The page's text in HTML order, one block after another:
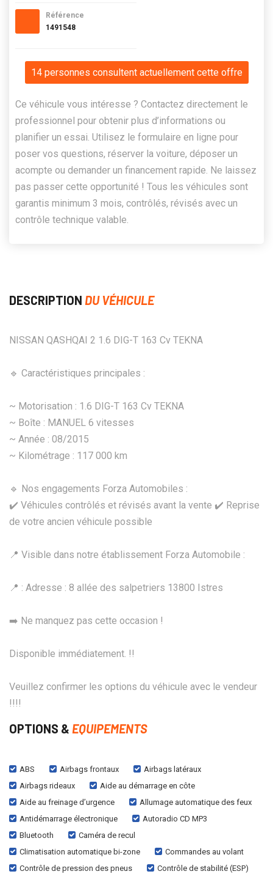
Référence
1491548
14 personnes consultent actuellement cette offre
Ce véhicule vous intéresse ? Contactez directement le
professionnel pour obtenir plus d’informations ou
planifier un essai. Utilisez le formulaire en ligne pour
poser vos questions, réserver la voiture, déposer un
acompte ou demander un financement rapide. Ne laissez
pas passer cette opportunité ! Tous les véhicules sont
garantis minimum 3 mois, contrôlés, révisés avec un
contrôle technique valable.
DESCRIPTION DU VÉHICULE
NISSAN QASHQAI 2 1.6 DIG-T 163 Cv TEKNA
🔹 Caractéristiques principales :
~ Motorisation : 1.6 DIG-T 163 Cv TEKNA
~ Boîte : MANUEL 6 vitesses
~ Année : 08/2015
~ Kilométrage : 117 000 km
🔹 Nos engagements Forza Automobiles :
✔️ Véhicules contrôlés et révisés avant la vente ✔️ Reprise
de votre ancien véhicule possible
📍 Visible dans notre établissement Forza Automobile :
📍 : Adresse : 8 allée des salpetriers 13800 Istres
➡️ Ne manquez pas cette occasion !
Disponible immédiatement. !!
Veuillez confirmer les options du véhicule avec le vendeur
!!!!
OPTIONS & EQUIPEMENTS
ABS Airbags frontaux
Airbags latéraux
Airbags rideaux
Aide au démarrage en côte
Aide au freinage d’urgence
Allumage automatique des feux
Antidémarrage électronique
Autoradio CD MP3
Bluetooth
Caméra de recul
Climatisation automatique bi-zone
Commandes au volant
Contrôle de pression des pneus
Contrôle de stabilité (ESP)